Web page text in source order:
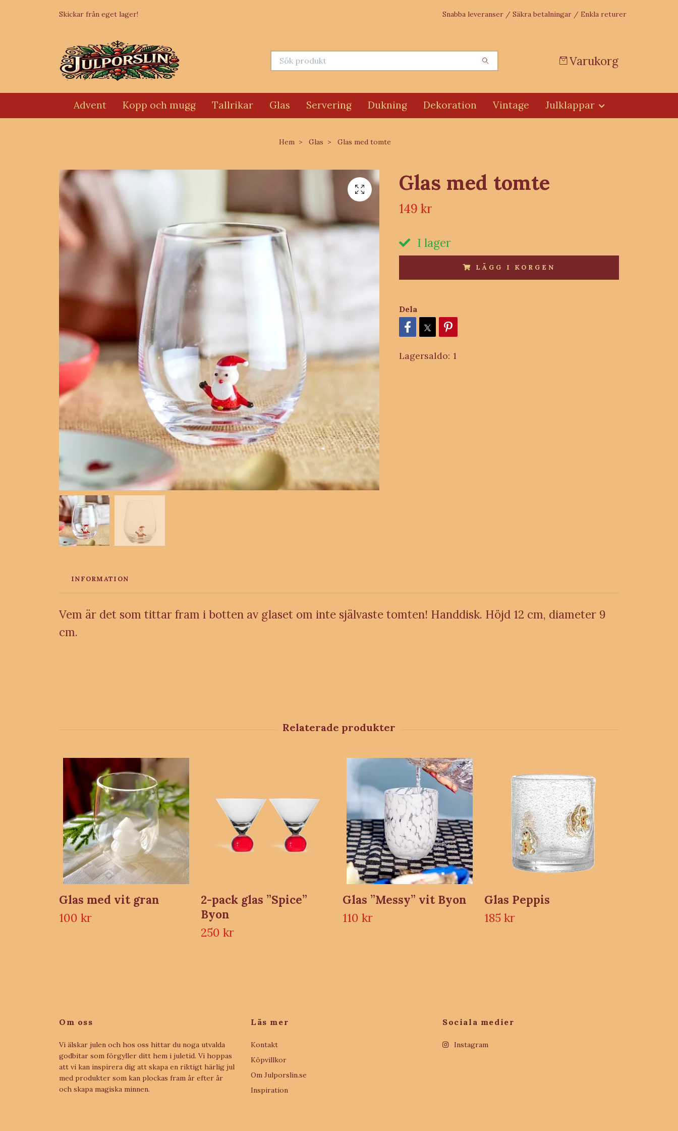
Skickar från eget lager! Snabba leveranser / Säkra betalningar / Enkla returer
Varukorg
Advent Kopp och mugg Tallrikar Glas Servering Dukning Dekoration Vintage Julklappar
Hem Glas Glas med tomte
Glas med tomte
149 kr
I lager
LÄGG I KORGEN
Dela
Lagersaldo: 1
INFORMATION
Vem är det som tittar fram i botten av glaset om inte självaste tomten! Handdisk. Höjd 12 cm, diameter 9
cm.
Glas med vit gran
100 kr
2-pack glas ”Spice”
Byon
250 kr
Glas ”Messy” vit Byon
110 kr
Glas Peppis
185 kr
Om oss
Vi älskar julen och hos oss hittar du noga utvalda
godbitar som förgyller ditt hem i juletid. Vi hoppas
att vi kan inspirera dig att skapa en riktigt härlig jul
med produkter som kan plockas fram år efter år
och skapa magiska minnen.
Läs mer
Kontakt
Köpvillkor
Om Julporslin.se
Inspiration
Sociala medier
Instagram